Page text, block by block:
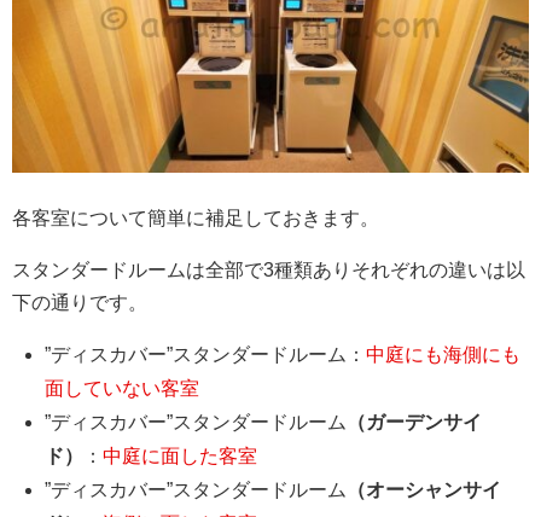
各客室について簡単に補足しておきます。
スタンダードルームは全部で3種類ありそれぞれの違いは以
下の通りです。
”ディスカバー”スタンダードルーム：中庭にも海側にも
面していない客室
”ディスカバー”スタンダードルーム
（ガーデンサイ
ド）
：中庭に面した客室
”ディスカバー”スタンダードルーム
（オーシャンサイ